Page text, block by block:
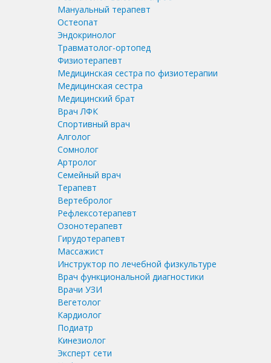
Мануальный терапевт
Остеопат
Эндокринолог
Травматолог-ортопед
Физиотерапевт
Медицинская сестра по физиотерапии
Медицинская сестра
Медицинский брат
Врач ЛФК
Спортивный врач
Алголог
Сомнолог
Артролог
Семейный врач
Терапевт
Вертебролог
Рефлексотерапевт
Озонотерапевт
Гирудотерапевт
Массажист
Инструктор по лечебной физкультуре
Врач функциональной диагностики
Врачи УЗИ
Вегетолог
Кардиолог
Подиатр
Кинезиолог
Эксперт сети